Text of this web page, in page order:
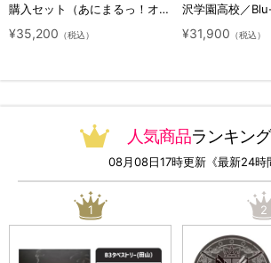
購入セット（あにまるっ！オリ
ジナル特典付き・送料無料）
¥35,200 （税込）
沢学園高校／
ット（初回生産
¥31,900 （税込）
人気商品ランキング
08月08日17時更新《最新24時
1 2